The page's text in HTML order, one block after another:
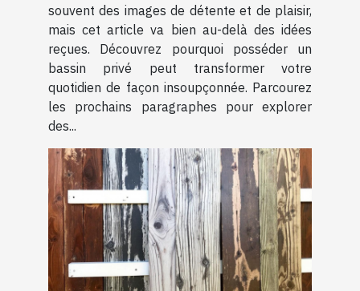
souvent des images de détente et de plaisir,
mais cet article va bien au-delà des idées
reçues. Découvrez pourquoi posséder un
bassin privé peut transformer votre
quotidien de façon insoupçonnée. Parcourez
les prochains paragraphes pour explorer
des...